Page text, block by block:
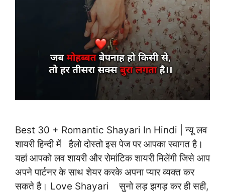
Best 30 + Romantic Shayari In Hindi | न्यू लव
शायरी हिन्दी में हैलो दोस्तो इस पेज पर आपका स्वागत है।
यहां आपको लव शायरी और रोमांटिक शायरी मिलेंगी जिसे आप
अपने पार्टनर के साथ शेयर करके अपना प्यार व्यक्त कर
सकते है। Love Shayari सुनो लड़ झगड़ कर ही सही,